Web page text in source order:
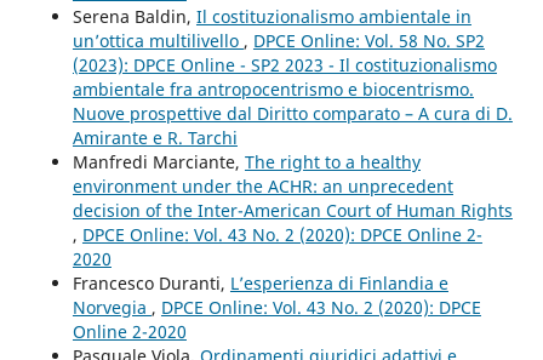
Serena Baldin, Il costituzionalismo ambientale in
un’ottica multilivello , DPCE Online: Vol. 58 No. SP2
(2023): DPCE Online - SP2 2023 - Il costituzionalismo
ambientale fra antropocentrismo e biocentrismo.
Nuove prospettive dal Diritto comparato – A cura di D.
Amirante e R. Tarchi
Manfredi Marciante, The right to a healthy
environment under the ACHR: an unprecedent
decision of the Inter-American Court of Human Rights
, DPCE Online: Vol. 43 No. 2 (2020): DPCE Online 2-
2020
Francesco Duranti, L’esperienza di Finlandia e
Norvegia , DPCE Online: Vol. 43 No. 2 (2020): DPCE
Online 2-2020